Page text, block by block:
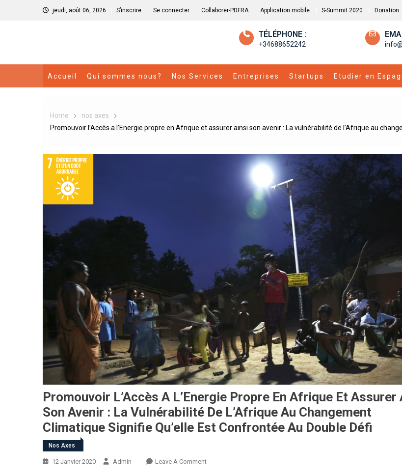
jeudi, août 06, 2026 S’inscrire Se connecter Collaborer-PDFRA Application mobile S-Summit 2020 Donation
TÉLÉPHONE :
+34688652242
Accueil Qui sommes nous? Nos Services Entreprises Startups Etudier en
Home
nos axes
Promouvoir l’Accès a l’Energie propre en Afrique et assurer ainsi son avenir : La vulnérabilité de l’Afrique au
Promouvoir L’Accès A L’Energie Propre En Afrique Et Assurer
Son Avenir : La Vulnérabilité De L’Afrique Au Changement
Climatique Signifie Qu’elle Est Confrontée Au Double Défi
Nos Axes
12 Janvier 2020 Admin Leave A CommentOn